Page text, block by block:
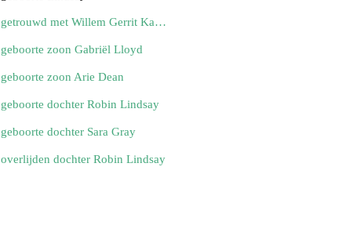
getrouwd met Willem Gerrit Kampenhout (365.)
geboorte zoon Gabriël Lloyd
geboorte zoon Arie Dean
geboorte dochter Robin Lindsay
geboorte dochter Sara Gray
overlijden dochter Robin Lindsay